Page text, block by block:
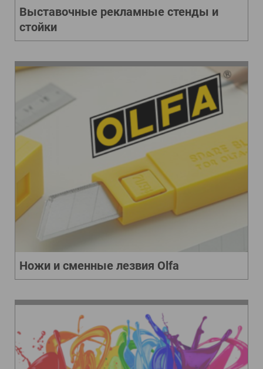
Выставочные рекламные стенды и
стойки
Ножи и сменные лезвия Olfa